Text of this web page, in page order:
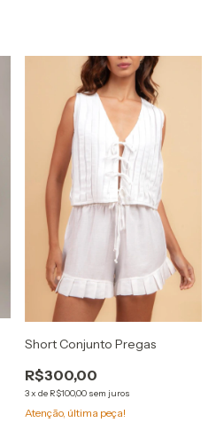
Short Conjunto Pregas
R$300,00
3x de R$100,00 sem juros
Atenção, última peça!